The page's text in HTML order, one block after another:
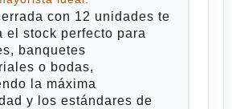
con 12 unidades te
el stock perfecto para
banquetes
o bodas,
la máxima
y los estándares de